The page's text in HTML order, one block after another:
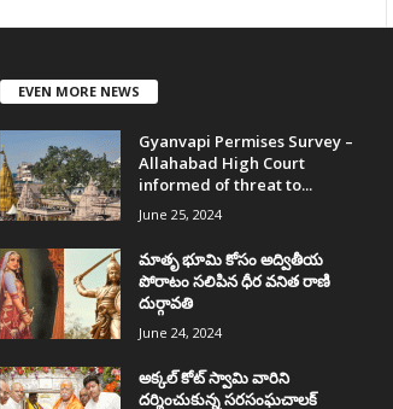
EVEN MORE NEWS
Gyanvapi Permises Survey –
Allahabad High Court
informed of threat to...
June 25, 2024
మాతృ భూమి కోసం అద్వితీయ
పోరాటం సలిపిన ధీర వనిత రాణి
దుర్గావతి
June 24, 2024
అక్కల్‌ కోట్‌ స్వామి వారిని
దర్శించుకున్న సరసంఘచాలక్